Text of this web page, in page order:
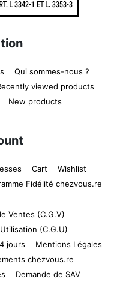
Qui sommes-nous ?
viewed products
New products
Cart
Wishlist
Fidélité chezvous.re
Ventes (C.G.V)
(C.G.U)
jours
Mentions Légales
chezvous.re
Demande de SAV